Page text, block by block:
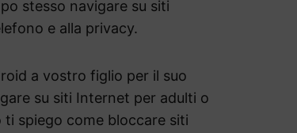
stesso navigare su siti
e alla privacy.
a vostro figlio per il suo
su siti Internet per adulti o
spiego come bloccare siti